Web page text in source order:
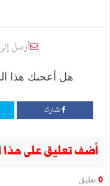
أرسل
هل أعجبك هذا
شارك
أضف تعليق على هذا
0 تعليق